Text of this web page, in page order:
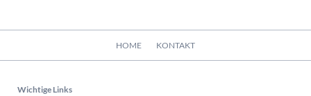
HOME KONTAKT
Wichtige Links